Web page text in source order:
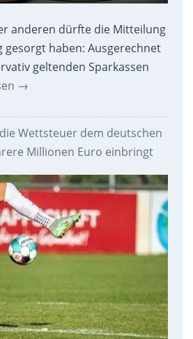
anderen dürfte die Mitteilung
haben: Ausgerechnet
geltenden Sparkassen
→
Wettsteuer dem deutschen
Millionen Euro einbringt